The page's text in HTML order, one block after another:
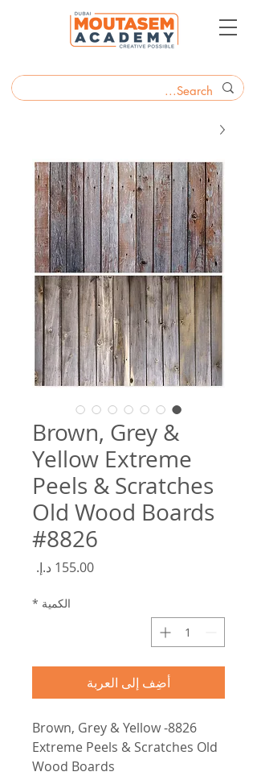
Brown, Grey &
Yellow Extreme
Peels & Scratches
Old Wood Boards
#8826
الكمية *
أضِف إلى العربة
8826- Brown, Grey & Yellow
Extreme Peels & Scratches Old
Wood Boards